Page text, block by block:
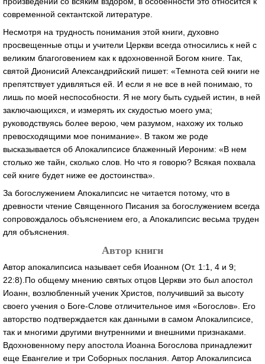
современной сектантской литературе.
Несмотря на трудность понимания этой книги, духовно
просвещенные отцы и учители Церкви всегда относились к ней с
великим благоговением как к вдохновенной Богом книге. Так,
святой Дионисий Александрийский пишет: «Темнота сей книги не
препятствует удивляться ей. И если я не все в ней понимаю, то
лишь по моей неспособности. Я не могу быть судьей истин, в ней
заключающихся, и измерять их скудостью моего ума;
руководствуясь более верою, чем разумом, нахожу их только
превосходящими мое понимание». В таком же роде
высказывается об Апокалипсисе блаженный Иероним: «В нем
столько же тайн, сколько слов. Но что я говорю? Всякая похвала
сей книге будет ниже ее достоинства».
За богослужением Апокалипсис не читается потому, что в
древности чтение Священного Писания за богослужением всегда
сопровождалось объяснением его, а Апокалипсис весьма труден
для объяснения.
Автор книги
Автор апокалипсиса называет себя Иоанном (От. 1:1, 4 и 9;
22:8).По общему мнению святых отцов Церкви это был апостол
Иоанн, возлюбленный ученик Христов, получивший за высоту
своего учения о Боге-Слове отличительное имя «Богослов». Его
авторство подтверждается как данными в самом Апокалипсисе,
так и многими другими внутренними и внешними признаками.
Вдохновенному перу апостола Иоанна Богослова принадлежит
еще Евангелие и три Соборных послания. Автор Апокалипсиса